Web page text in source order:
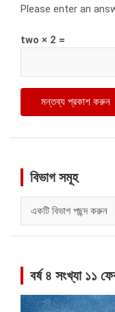
Please enter an
two × 2 =
বিভাগ সমূহ
সমূহ
বর্ষ ৪ সংখ্যা ১১